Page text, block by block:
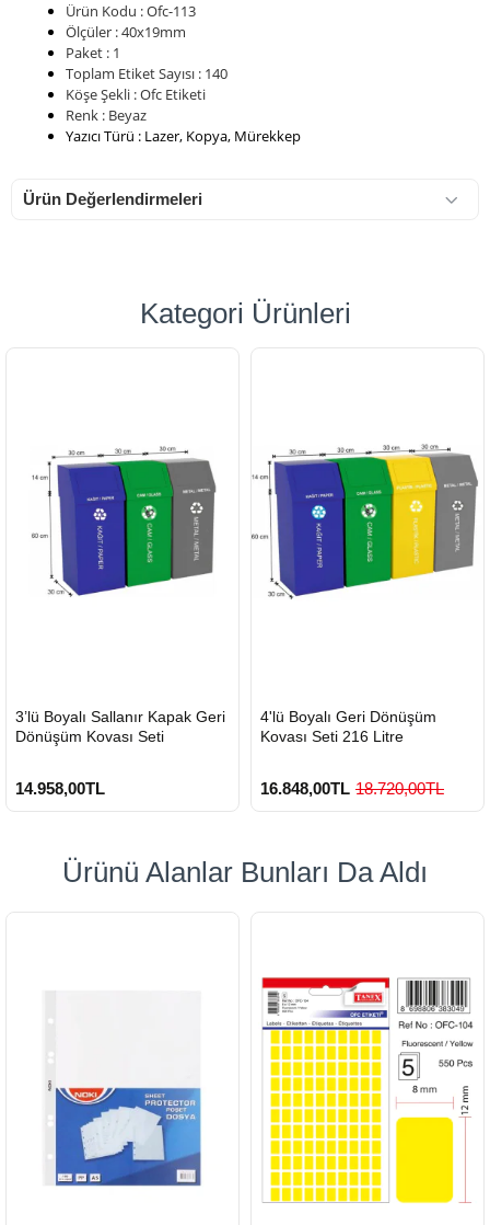
Ürün Kodu : Ofc-113
Ölçüler : 40x19mm
Paket : 1
Toplam Etiket Sayısı : 140
Köşe Şekli : Ofc Etiketi
Renk : Beyaz
Yazıcı Türü : Lazer, Kopya, Mürekkep
Ürün Değerlendirmeleri
Kategori Ürünleri
HIZLI
GÖNDERİ
3’lü Boyalı Sallanır Kapak Geri
Dönüşüm Kovası Seti
14.958,00TL
HIZLI
GÖNDERİ
4'lü Boyalı Geri Dönüşüm
Kovası Seti 216 Litre
16.848,00TL 18.720,00TL
Ürünü Alanlar Bunları Da Aldı